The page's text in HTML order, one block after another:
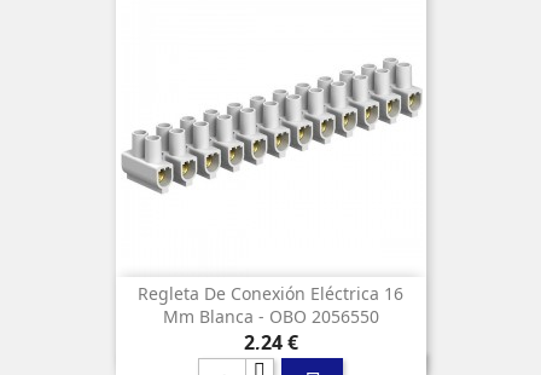
Regleta De Conexión Eléctrica 16
Mm Blanca - OBO 2056550
Precio
2,24 €